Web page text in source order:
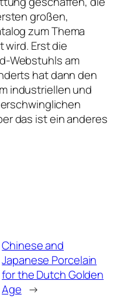
großen,
zum Thema
Erst die
Webstuhls am
hat dann den
industriellen und
das ist ein anderes
Chinese and
Japanese Porcelain
for the Dutch Golden
Age →